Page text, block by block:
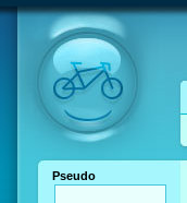
Pseudo